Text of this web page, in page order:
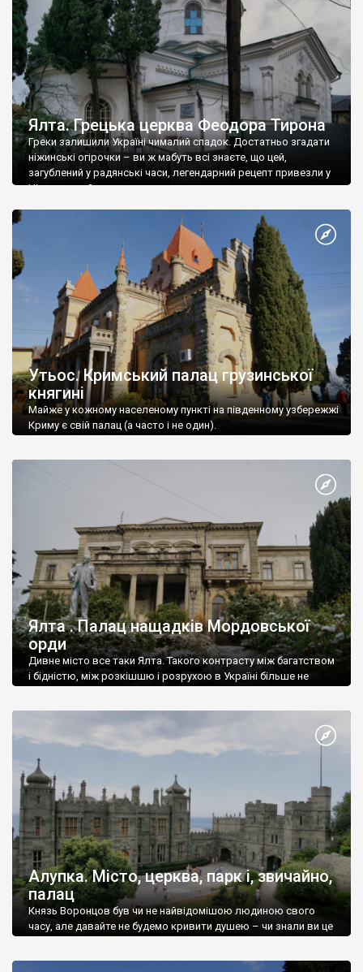
Ялта. Грецька церква Феодора Тирона
Греки залишили Україні чималий спадок. Достатньо згадати
ніжинські огірочки – ви ж мабуть всі знаєте, що цей,
загублений у радянські часи, легендарний рецепт привезли у
Ніжин греки?
Утьос. Кримський палац грузинської
княгині
Майже у кожному населеному пункті на південному узбережжі
Криму є свій палац (а часто і не один).
Ялта . Палац нащадків Мордовської
орди
Дивне місто все таки Ялта. Такого контрасту між багатством
і бідністю, між розкішшю і розрухою в Україні більше не
Алупка. Місто, церква, парк і, звичайно,
палац
Князь Воронцов був чи не найвідомішою людиною свого
часу, але давайте не будемо кривити душею – чи знали ви це